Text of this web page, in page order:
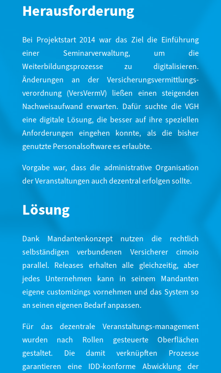
Herausforderung
Bei Projektstart 2014 war das Ziel die Einführung
einer Seminarverwaltung, um die
Weiterbildungsprozesse zu digitalisieren.
Änderungen an der Versicherungsvermittlungs-
verordnung (VersVermV) ließen einen steigenden
Nachweisaufwand erwarten. Dafür suchte die VGH
eine digitale Lösung, die besser auf ihre speziellen
Anforderungen eingehen konnte, als die bisher
genutzte Personalsoftware es erlaubte.
Vorgabe war, dass die administrative Organisation
der Veranstaltungen auch dezentral erfolgen sollte.
Lösung
Dank Mandantenkonzept nutzen die rechtlich
selbständigen verbundenen Versicherer cimoio
parallel. Releases erhalten alle gleichzeitig, aber
jedes Unternehmen kann in seinem Mandanten
eigene customizings vornehmen und das System so
an seinen eigenen Bedarf anpassen.
Für das dezentrale Veranstaltungs-management
wurden nach Rollen gesteuerte Oberflächen
gestaltet. Die damit verknüpften Prozesse
garantieren eine IDD-konforme Abwicklung der